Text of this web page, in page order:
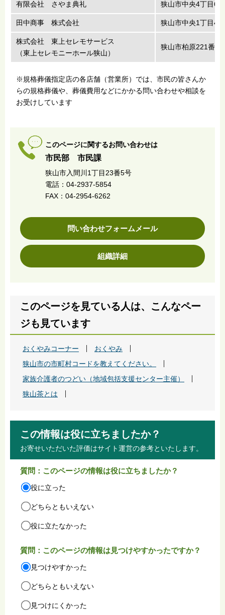
有限会社 さやま典礼 狭山市中央4丁目6
田中商事 株式会社 狭山市中央1丁目49
株式会社 東上セレモサービス
（東上セレモニーホール狭山）
狭山市柏原221番地
※規格葬儀指定店の各店舗（営業所）では、市民の皆さんか
らの規格葬儀や、葬儀費用などにかかる問い合わせや相談を
お受けしています
このページに関するお問い合わせは
市民部 市民課
狭山市入間川1丁目23番5号
電話：04-2937-5854
FAX：04-2954-6262
問い合わせフォームメール
組織詳細
このページを見ている人は、こんなペー
ジも見ています
おくやみコーナー
おくやみ
狭山市の市町村コードを教えてください。
家族介護者のつどい（地域包括支援センター主催）
狭山茶とは
この情報は役に立ちましたか？
お寄せいただいた評価はサイト運営の参考といたします。
質問：このページの情報は役に立ちましたか？
役に立った
どちらともいえない
役に立たなかった
質問：このページの情報は見つけやすかったですか？
見つけやすかった
どちらともいえない
見つけにくかった